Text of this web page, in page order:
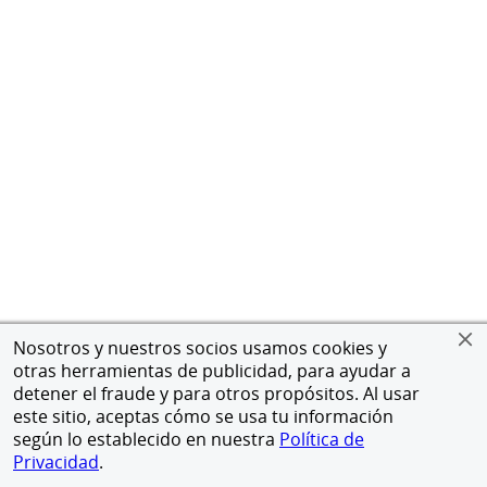
Nosotros y nuestros socios usamos cookies y
otras herramientas de publicidad, para ayudar a
detener el fraude y para otros propósitos. Al usar
este sitio, aceptas cómo se usa tu información
según lo establecido en nuestra Política de
Privacidad.